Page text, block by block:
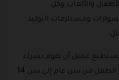
والألعاب وكل
ومستلزمات التوليد
عميل أن يقوم بشراء
الملابس على حسب عمر الطفل من سن عام إلى سن 14